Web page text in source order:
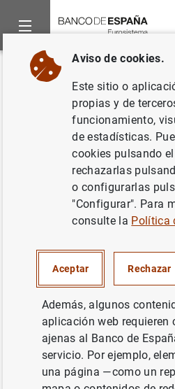
Inicio Noticias y eventos
Volver
Estadísticas de
inversión de la
tercer trimestre
SITUACIÓN ECONÓMICA
Estadísticas de
zona del euro: tercer
KB
Aviso de cookies.
Este sitio o
propias y de
funcionamiento,
de estadísticas.
cookies pulsando
rechazarlas
o configurarlas
"Configurar". Para
consulte la Política
Aceptar Rechazar
Además, algunos
aplicación web requieren
ajenas al Banco de
servicio. Por ejemplo,
una página —como un